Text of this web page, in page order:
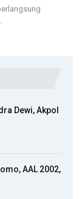
Dewi, Akpol
AAL 2002,